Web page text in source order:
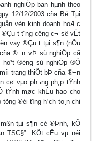
nghiÖp ban hµnh theo
12/12/2003 cña Bé Tµi
vèn kinh doanh hoÆc
t­ t¨ng c­êng c¬ së vËt
vay ®Çu t­ tµi s¶n (nÕu
®¬n vÞ sù nghiÖp cã
ho¹t ®éng sù nghiÖp ®Ó
trang thiÕt bÞ cña ®¬n
cø vµo ph­¬ng ph¸p tÝnh
tÝnh møc khÊu hao cho
®èi t­îng h¹ch to¸n chi
mßn tµi s¶n cè ®Þnh, kÕ
TSC§”. KÕt cÊu vµ néi